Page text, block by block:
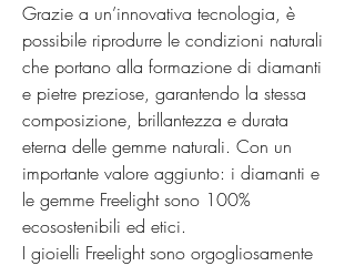
Grazie a un’innovativa tecnologia, è
possibile riprodurre le condizioni naturali
che portano alla formazione di diamanti
e pietre preziose, garantendo la stessa
composizione, brillantezza e durata
eterna delle gemme naturali. Con un
importante valore aggiunto: i diamanti e
le gemme Freelight sono 100%
ecosostenibili ed etici.
I gioielli Freelight sono orgogliosamente